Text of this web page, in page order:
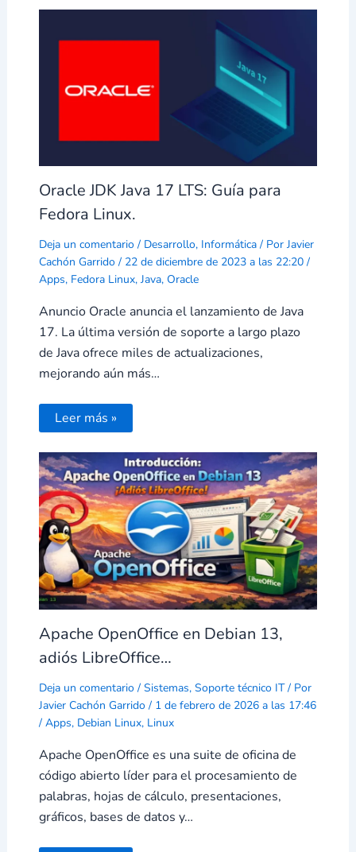
Oracle JDK Java 17 LTS: Guía para
Fedora Linux.
Deja un comentario / Desarrollo, Informática/ Por Javier
Cachón Garrido / 22 de diciembre de 2023 a las 22:20 /
Apps, Fedora Linux, Java, Oracle
Anuncio Oracle anuncia el lanzamiento de Java
17. La última versión de soporte a largo plazo
de Java ofrece miles de actualizaciones,
mejorando aún más…
Leer más »
Apache OpenOffice en Debian 13,
adiós LibreOffice…
Deja un comentario / Sistemas, Soporte técnico IT/ Por
Javier Cachón Garrido / 1 de febrero de 2026 a las 17:46
/ Apps, Debian Linux, Linux
Apache OpenOffice es una suite de oficina de
código abierto líder para el procesamiento de
palabras, hojas de cálculo, presentaciones,
gráficos, bases de datos y…